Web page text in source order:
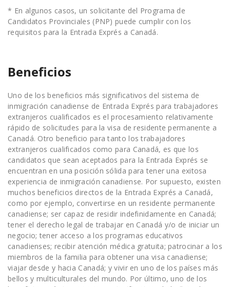
* En algunos casos, un solicitante del Programa de
Candidatos Provinciales (PNP) puede cumplir con los
requisitos para la Entrada Exprés a Canadá.
Beneficios
Uno de los beneficios más significativos del sistema de
inmigración canadiense de Entrada Exprés para trabajadores
extranjeros cualificados es el procesamiento relativamente
rápido de solicitudes para la visa de residente permanente a
Canadá. Otro beneficio para tanto los trabajadores
extranjeros cualificados como para Canadá, es que los
candidatos que sean aceptados para la Entrada Exprés se
encuentran en una posición sólida para tener una exitosa
experiencia de inmigración canadiense. Por supuesto, existen
muchos beneficios directos de la Entrada Exprés a Canadá,
como por ejemplo, convertirse en un residente permanente
canadiense; ser capaz de residir indefinidamente en Canadá;
tener el derecho legal de trabajar en Canadá y/o de iniciar un
negocio; tener acceso a los programas educativos
canadienses; recibir atención médica gratuita; patrocinar a los
miembros de la familia para obtener una visa canadiense;
viajar desde y hacia Canadá; y vivir en uno de los países más
bellos y multiculturales del mundo. Por último, uno de los